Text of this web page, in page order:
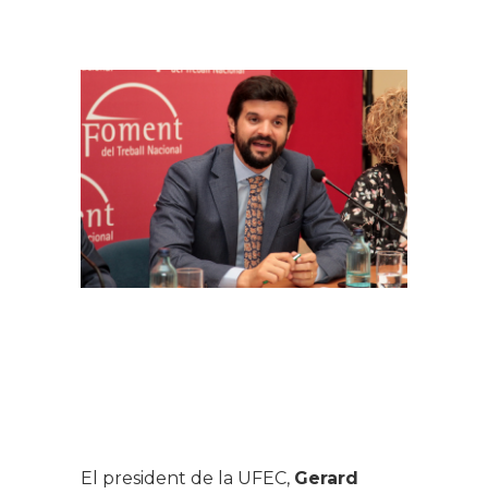
El president de la UFEC, Gerard